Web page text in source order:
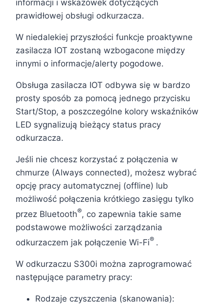
informacji i wskazówek dotyczących
prawidłowej obsługi odkurzacza.
W niedalekiej przyszłości funkcje proaktywne
zasilacza IOT zostaną wzbogacone między
innymi o informacje/alerty pogodowe.
Obsługa zasilacza IOT odbywa się w bardzo
prosty sposób za pomocą jednego przycisku
Start/Stop, a poszczególne kolory wskaźników
LED sygnalizują bieżący status pracy
odkurzacza.
Jeśli nie chcesz korzystać z połączenia w
chmurze (Always connected), możesz wybrać
opcję pracy automatycznej (offline) lub
możliwość połączenia krótkiego zasięgu tylko
przez Bluetooth®, co zapewnia takie same
podstawowe możliwości zarządzania
odkurzaczem jak połączenie Wi-Fi® .
W odkurzaczu S300i można zaprogramować
następujące parametry pracy:
Rodzaje czyszczenia (skanowania):